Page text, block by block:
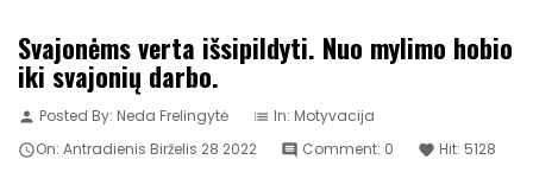
Svajonėms verta išsipildyti. Nuo mylimo hobio
iki svajonių darbo.
person Posted By: Neda Frelingytė list In: Motyvacija
On: Antradienis Birželis 28 2022 comment Comment: 0 favorite Hit: 5128